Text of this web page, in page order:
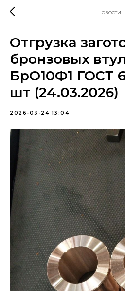
Новости
Отгрузка
бронзовых
БрО10Ф1 ГОСТ
шт (24.03.2026)
2026-03-24 13:04